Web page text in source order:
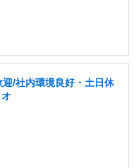
/社内環境良好・土日休